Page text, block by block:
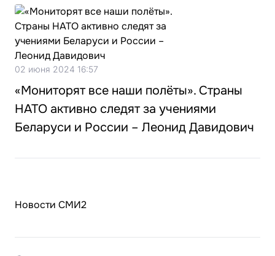
02 июня 2024 16:57
«Мониторят все наши полёты». Страны
НАТО активно следят за учениями
Беларуси и России – Леонид Давидович
Новости СМИ2